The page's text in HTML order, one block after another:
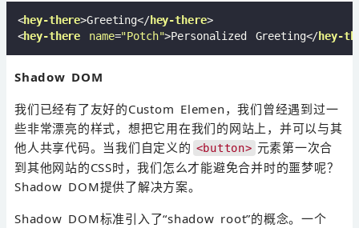
<hey-there>Greeting</hey-there>
<hey-there name="Potch">Personalized Greeting</hey-
Shadow DOM
我们已经有了友好的Custom Elemen，我们曾经遇到过一
些非常漂亮的样式，想把它用在我们的网站上，并可以与其
他人共享代码。当我们自定义的 <button> 元素第一次合
到其他网站的CSS时，我们怎么才能避免合并时的噩梦呢？
Shadow DOM提供了解决方案。
Shadow DOM标准引入了“shadow root”的概念。一个